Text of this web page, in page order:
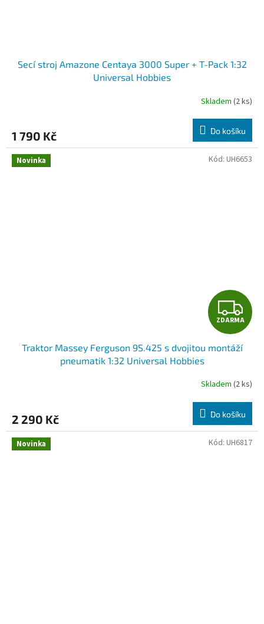
Secí stroj Amazone Centaya 3000 Super + T-Pack 1:32
Universal Hobbies
Skladem (2 ks)
1 790 Kč Do košíku
Novinka
Z
D
A
R
M
A
ZDARMA
Traktor Massey Ferguson 9S.425 s dvojitou montáží
pneumatik 1:32 Universal Hobbies
Skladem (2 ks)
2 290 Kč Do košíku
Kód: UH6653
Novinka Kód: UH6817